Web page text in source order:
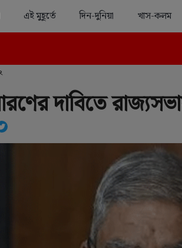
এই মুহূর্তে দিন-দুনিয়া খাস-কলম
দাবিতে